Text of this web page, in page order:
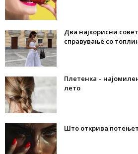
Два најкорисни
справување со
Плетенка –
лето
Што открива